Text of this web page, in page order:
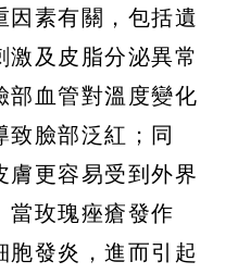
因素有關，包括遺
及皮脂分泌異常
部血管對溫度變化
臉部泛紅；同
膚更容易受到外界
當玫瑰痤瘡發作
胞發炎，進而引起